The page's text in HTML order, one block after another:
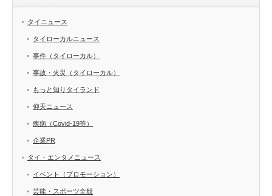
タイニュース
タイローカルニュース
事件（タイローカル）
事故・火災（タイローカル）
もっと知りタイランド
仰天ニュース
疾病（Covid-19等）
企業PR
タイ・エンタメニュース
イベント（プロモーション）
芸能・スポーツ全般